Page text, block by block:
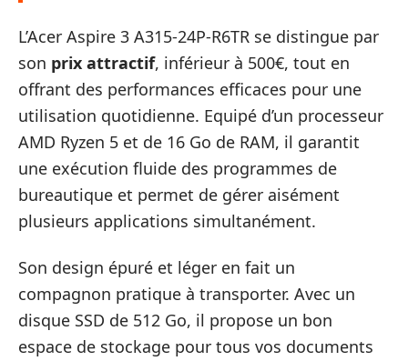
L’Acer Aspire 3 A315-24P-R6TR se distingue par
son prix attractif, inférieur à 500€, tout en
offrant des performances efficaces pour une
utilisation quotidienne. Equipé d’un processeur
AMD Ryzen 5 et de 16 Go de RAM, il garantit
une exécution fluide des programmes de
bureautique et permet de gérer aisément
plusieurs applications simultanément.
Son design épuré et léger en fait un
compagnon pratique à transporter. Avec un
disque SSD de 512 Go, il propose un bon
espace de stockage pour tous vos documents